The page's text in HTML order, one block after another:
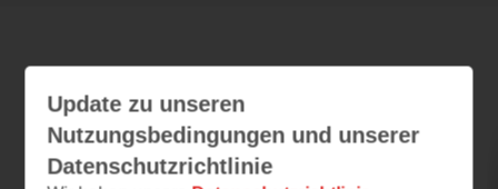
Wieso? Weshalb? Warum? Alles über
Update zu unseren
Nutzungsbedingungen und unserer
Datenschutzrichtlinie